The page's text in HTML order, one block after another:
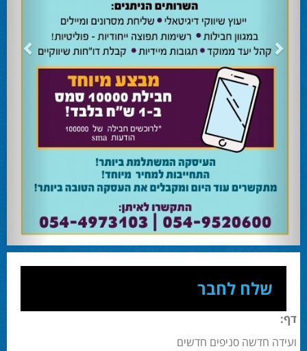
השרה מירי רגב קוראת לבוא ולהצביע ולהשפיע 24.02.24
השרה מירי רגב קוראת לבוא ולהצביע ולהשפיע בבחירות המוניציפליות שיתקיימו ביום
אוהד שגב הפסיד בעכו
עמיחי בן שלוש מקורבו של השר ניר ברקת ניצח את הבחירות בעכו ויכהן כראש העיר.
מחל זכתה במנדט אחד בבאר שבע
עו''ד אמנון כהן שעומד בראש רשימת מחל למועצת העיר זכה במנדט אחד ואילו שמעון
בוקר שהתמודד אף הוא למועצה לא הצליח להיבחר.
המשבר בליכוד העולמי 23.10.24
האם ההסכם של מיקי זוהר מחזק את הימין או השמאל? האם ההסכם חוקי או לא?שמירה
או הדחה? ומה יחליט בעתיד המרכז? עוד שנה בחירות בליכוד העולמי . הכל במגזין
המלא - עמ' 4.
שלח לחבר
דף:
ועידה חדשה סניפים חדשים